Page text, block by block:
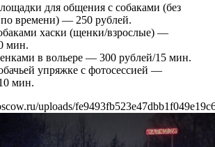
для общения с собаками (без
времени) — 250 рублей.
хаски (щенки/взрослые) —
мин.
в вольере — 300 рублей/15 мин.
упряжке с фотосессией —
мин.
uploads/